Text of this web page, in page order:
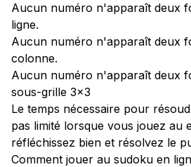
Aucun numéro n'apparaît deux
ligne.
Aucun numéro n'apparaît deux
colonne.
Aucun numéro n'apparaît deux
sous-grille 3x3
Le temps nécessaire pour
pas limité lorsque vous jouez au
réfléchissez bien et résolvez le
Comment jouer au sudoku en